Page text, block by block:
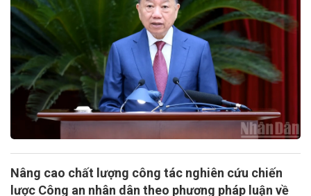
Nâng cao chất lượng công tác nghiên cứu chiến
lược Công an nhân dân theo phương pháp luận về